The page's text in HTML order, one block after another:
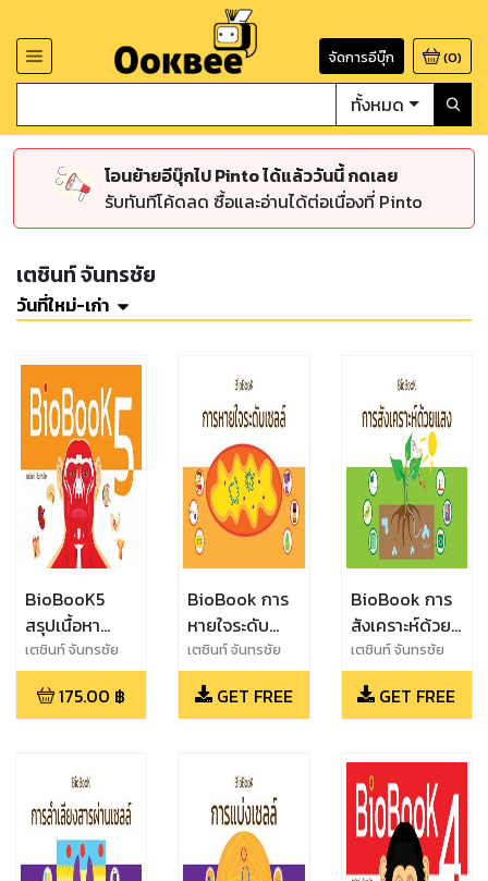
จัดการอีบุ๊ก (0)
ทั้งหมด
โอนย้ายอีบุ๊กไป Pinto ได้แล้ววันนี้ กดเลย
รับทันทีโค้ดลด ซื้อและอ่านได้ต่อเนื่องที่ Pinto
เตชินท์ จันทรชัย
วันที่ใหม่-เก่า
BioBooK5
สรุปเนื้อหา
ชีววิทยา เล่ม 5
เตชินท์ จันทรชัย
175.00 ฿
BioBook การ
หายใจระดับ
เซลล์
เตชินท์ จันทรชัย
GET FREE
BioBook การ
สังเคราะห์ด้วย
แสง
เตชินท์ จันทรชัย
GET FREE